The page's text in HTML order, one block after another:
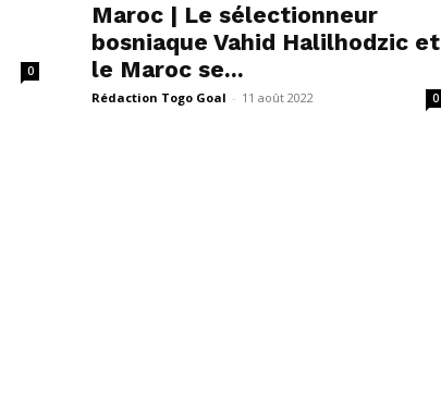
0
Maroc | Le sélectionneur
bosniaque Vahid Halilhodzic et
le Maroc se...
Rédaction Togo Goal - 11 août 2022 0